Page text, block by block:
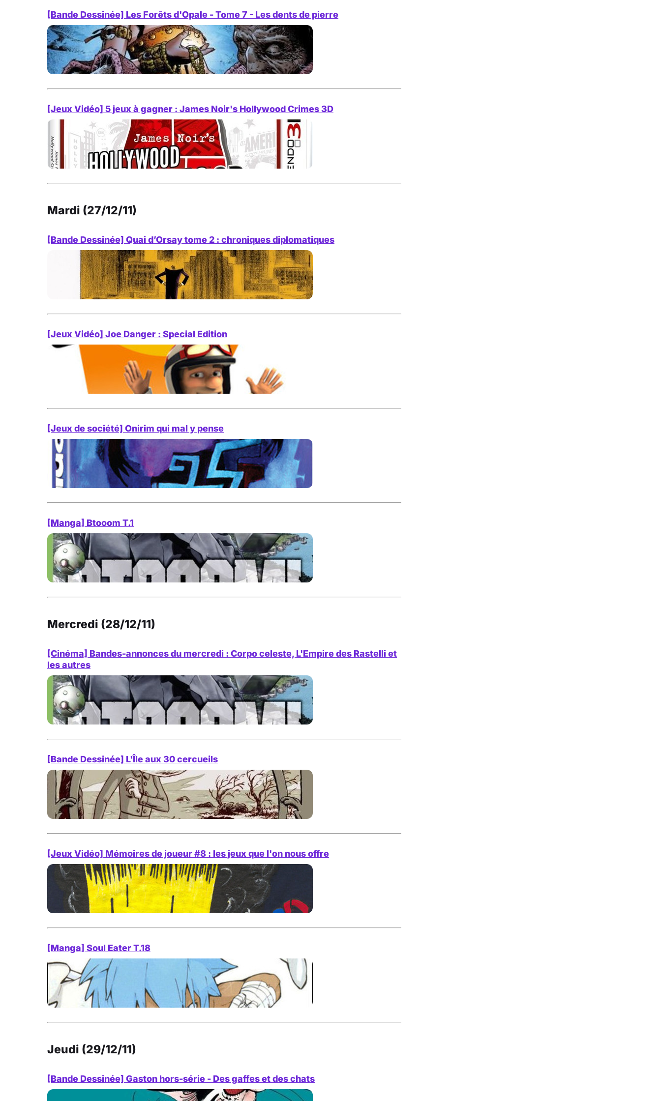
[Bande Dessinée] Les Forêts d'Opale - Tome 7 - Les dents de pierre
[Jeux Vidéo] 5 jeux à gagner : James Noir's Hollywood Crimes 3D
Mardi (27/12/11)
[Bande Dessinée] Quai d’Orsay tome 2 : chroniques diplomatiques
[Jeux Vidéo] Joe Danger : Special Edition
[Jeux de société] Onirim qui mal y pense
[Manga] Btooom T.1
Mercredi (28/12/11)
[Cinéma] Bandes-annonces du mercredi : Corpo celeste, L'Empire des Rastelli et
les autres
[Bande Dessinée] L'Île aux 30 cercueils
[Jeux Vidéo] Mémoires de joueur #8 : les jeux que l'on nous offre
[Manga] Soul Eater T.18
Jeudi (29/12/11)
[Bande Dessinée] Gaston hors-série - Des gaffes et des chats